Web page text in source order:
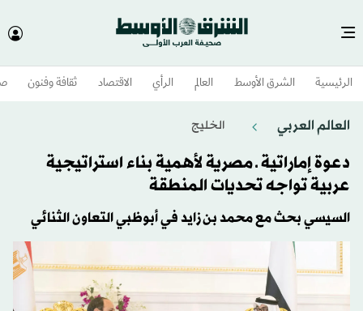
الرئيسية الشرق الأوسط​ العالم الرأي الاقتصاد ثقافة وفنون
العالم العربي الخليج
دعوة إماراتية ـ مصرية لأهمية بناء استراتيجية
عربية تواجه تحديات المنطقة
السيسي بحث مع محمد بن زايد في أبوظبي التعاون الثنائي